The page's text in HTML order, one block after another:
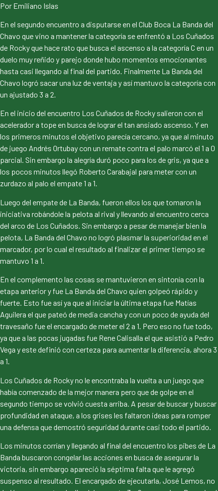
Por Emiliano Islas
En el segundo encuentro a disputarse en el Club Boca La Banda del
Chavo que vino a mantener la categoría se enfrentó a Los Cuñados
de Rocky que hace rato que busca el ascenso a la categoría C en un
duelo muy reñido y parejo donde hubo momentos emocionantes
hasta casi llegando al final del partido. Finalmente La Banda del
Chavo logró sacar una luz de ventaja y así mantuvo la categoría con
un ajustado 3 a 2.
En el inicio del encuentro Los Cuñados de Rocky salieron con el
acelerador a tope en busca de lograr el tan ansiado ascenso. Y en
los primeros minutos el objetivo parecía cercano, ya que al minuto
de juego Andrés Ortubay con un remate contra el palo marcó el 1 a 0
parcial. Sin embargo la alegría duró poco para los de gris, ya que a
los pocos minutos llegó Roberto Carabajal para meter con un
zurdazo al palo el empate 1 a 1.
Luego del empate de La Banda, fueron ellos los que tomaron la
iniciativa robándole la pelota al rival y llevando al encuentro cerca
del arco de Los Cuñados. Sin embargo a pesar de manejar bien la
pelota, La Banda del Chavo no logró plasmar la superioridad en el
marcador, por lo cual el resultado al finalizar el primer tiempo se
mantuvo 1 a 1.
En el complemento las cosas se mantuvieron en sintonía con la
etapa anterior y fue La Banda del Chavo quien golpeó rápido y
fuerte. Esto fue así ya que al iniciar la última etapa fue Matías
Aguilera el que pateó de media cancha y con un poco de ayuda del
travesaño fue el encargado de meter el 2 a 1. Pero eso no fue todo,
ya que a las pocas jugadas fue Rene Calisalla el que asistió a Pedro
Vega y este definió con certeza para aumentar la diferencia, ahora 3
a 1.
Los Cuñados de Rocky no le encontraba la vuelta a un juego que
había comenzado de la mejor manera pero que de golpe en el
segundo tiempo se volvió cuesta arriba. A pesar de buscar y buscar
profundidad en ataque, a los grises les faltaron ideas para romper
una defensa que demostró seguridad durante casi todo el partido.
Los minutos corrían y llegando al final del encuentro los pibes de La
Banda buscaron congelar las acciones en busca de asegurar la
victoria, sin embargo apareció la séptima falta que le agregó
suspenso al resultado. El encargado de ejecutarla, José Lemos, no